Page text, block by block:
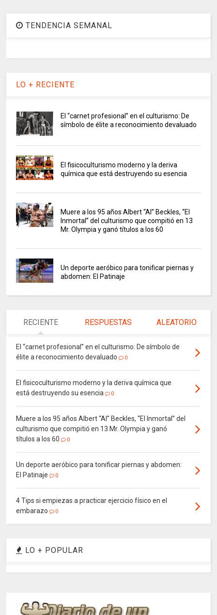
TENDENCIA SEMANAL
LO + RECIENTE
El “carnet profesional” en el culturismo: De
símbolo de élite a reconocimiento devaluado
El fisicoculturismo moderno y la deriva
química que está destruyendo su esencia
Muere a los 95 años Albert “Al” Beckles, “El
Inmortal” del culturismo que compitió en 13
Mr. Olympia y ganó títulos a los 60
Un deporte aeróbico para tonificar piernas y
abdomen: El Patinaje
RECIENTE RESPUESTAS ALEATORIO
El “carnet profesional” en el culturismo: De símbolo de
élite a reconocimiento devaluado
0
El fisicoculturismo moderno y la deriva química que
está destruyendo su esencia
0
Muere a los 95 años Albert “Al” Beckles, “El Inmortal” del
culturismo que compitió en 13 Mr. Olympia y ganó
títulos a los 60
0
Un deporte aeróbico para tonificar piernas y abdomen:
El Patinaje
0
4 Tips si empiezas a practicar ejercicio físico en el
embarazo
0
LO + POPULAR